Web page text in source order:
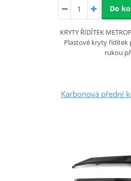
Do
KRYTY ŘÍDÍTEK
Plastové kryty řídítek
rukou
Karbonová přední